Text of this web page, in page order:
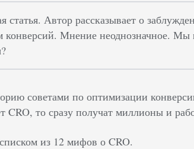
статья. Автор рассказывает о
конверсий. Мнение неоднозначное. Мы
советами по оптимизации
то сразу получат миллионы и
из 12 мифов о CRO.